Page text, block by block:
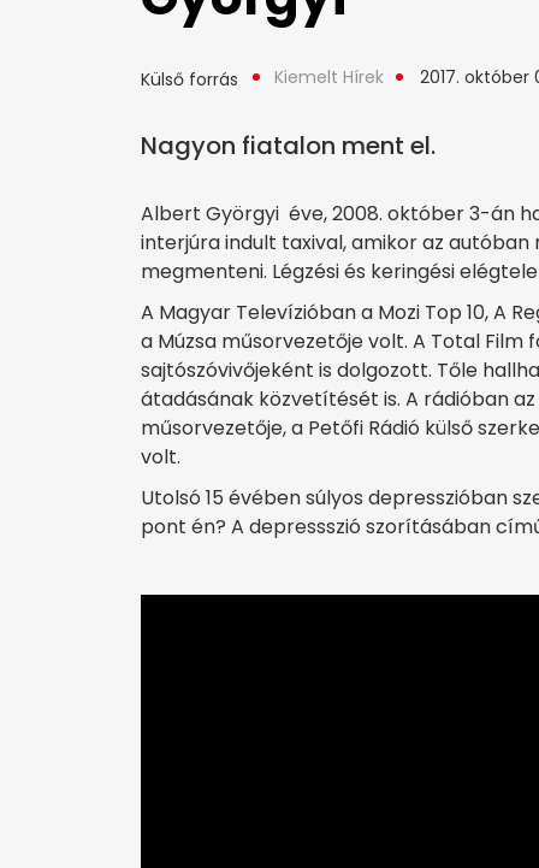
Külső forrás Kiemelt Hírek 2017. október
Nagyon fiatalon ment el.
Albert Györgyi éve, 2008. október 3-án
interjúra indult taxival, amikor az
megmenteni. Légzési és keringési
A Magyar Televízióban a Mozi Top 10, A
a Múzsa műsorvezetője volt. A Total
sajtószóvivőjeként is dolgozott. Tőle
átadásának közvetítését is. A rádióban
műsorvezetője, a Petőfi Rádió külső
volt.
Utolsó 15 évében súlyos depresszióban
pont én? A depressszió szorításában